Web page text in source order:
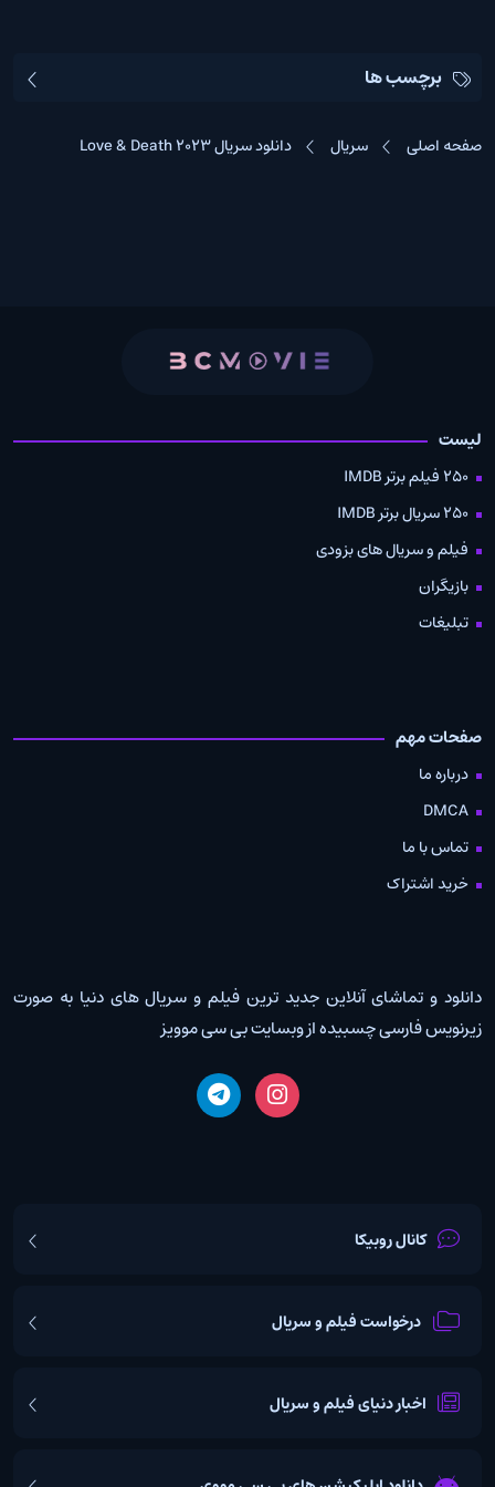
برچسب ها
صفحه اصلی سریال دانلود سریال Love & Death 2023
لیست
250 فیلم برتر IMDB
250 سریال برتر IMDB
فیلم و سریال های بزودی
بازیگران
تبلیغات
صفحات مهم
درباره ما
DMCA
تماس با ما
خرید اشتراک
دانلود و تماشای آنلاین جدید ترین فیلم و سریال های دنیا به صورت
زیرنویس فارسی چسبیده از وبسایت بی سی موویز
کانال روبیکا
درخواست فیلم و سریال
اخبار دنیای فیلم و سریال